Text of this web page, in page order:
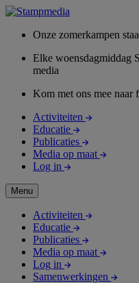
Onze zomerkampen
Elke woensdagmiddag
media
Kom met ons mee naar
Activiteiten
Educatie
Publicaties
Media op maat
Log in
Menu
Activiteiten
Educatie
Publicaties
Media op maat
Log in
Samenwerkingen